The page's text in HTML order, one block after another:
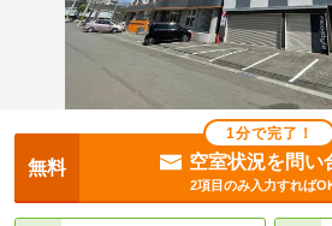
1分で完了！
無料 空室状況を問い
2項目のみ入力すれば